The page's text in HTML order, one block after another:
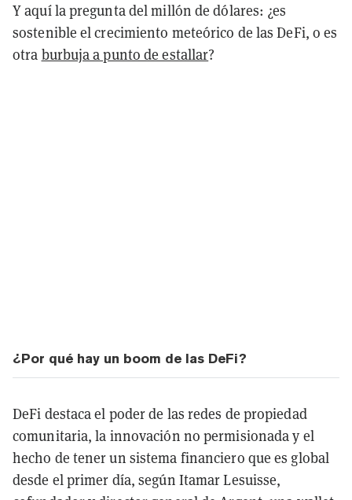
Y aquí la pregunta del millón de dólares: ¿es
sostenible el crecimiento meteórico de las DeFi, o es
otra burbuja a punto de estallar?
¿Por qué hay un boom de las DeFi?
DeFi destaca el poder de las redes de propiedad
comunitaria, la innovación no permisionada y el
hecho de tener un sistema financiero que es global
desde el primer día, según Itamar Lesuisse,